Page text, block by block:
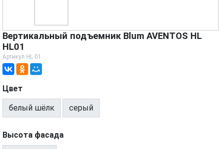
Вертикальный подъемник Blum AVENTOS HL
HL01
Артикул HL 01
Цвет
белый шёлк серый
Высота фасада